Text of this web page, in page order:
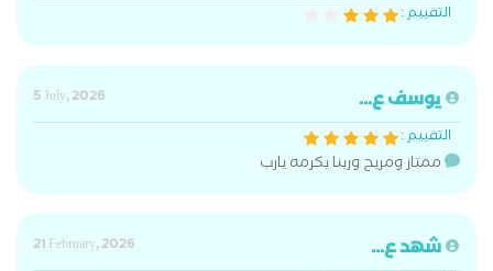
التقييم :
يوسف ع...
5 July, 2026
التقييم :
ممتاز ومريح وربنا يكرمه يارب
شهد ع...
21 February, 2026